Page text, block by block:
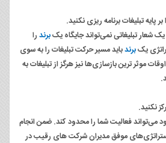
پایه تبلیغات برنامه ریزی نکنید.
شعار تبلیغاتی نمی‌تواند جایگاه یکبرندرا
یکبرندباید مسیر حرکت تبلیغات را به سوی
موثر ترین بازسازی‌ها نیز هرگز از تبلیغات به
نکنید.
می‌تواند فعالیت شما را محدود کند. ضمن انجام
موفق مدیران شرکت های رقیب در